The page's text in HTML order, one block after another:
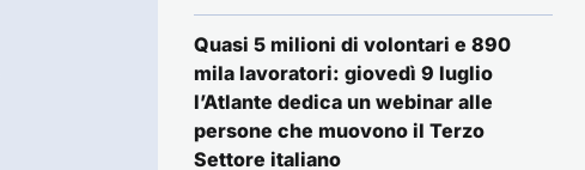
Quasi 5 milioni di volontari e 890
mila lavoratori: giovedì 9 luglio
l’Atlante dedica un webinar alle
persone che muovono il Terzo
Settore italiano